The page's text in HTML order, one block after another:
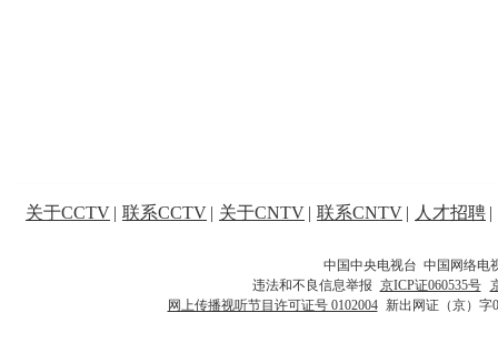
关于CCTV | 联系CCTV | 关于CNTV | 联系CNTV | 人才招聘 |
中国中央电视台 中国网络电
违法和不良信息举报 京ICP证060535号
网上传播视听节目许可证号 0102004 新出网证（京）